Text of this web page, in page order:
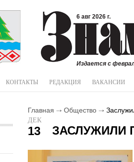
6 авг 2026 г.
Издается с
КОНТАКТЫ РЕДАКЦИЯ ВАКАНСИИ
Главная Общество
ДЕК
13 ЗАСЛУЖИЛИ